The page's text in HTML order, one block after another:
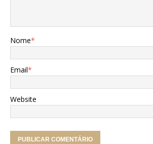
Nome*
Email*
Website